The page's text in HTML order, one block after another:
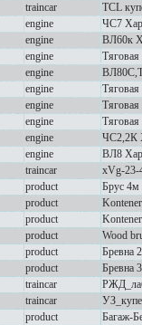
traincar
TCL
engine
ЧС7
engine
ВЛ60к
engine
Тяговая
engine
ВЛ80С,Т
engine
Тяговая
engine
Тяговая
engine
engine
ЧС2,2К
engine
ВЛ8
traincar
xVg-23-
product
Брус 4м
product
product
product
Wood
product
Бревна
product
Бревна
traincar
traincar
product
Багаж-